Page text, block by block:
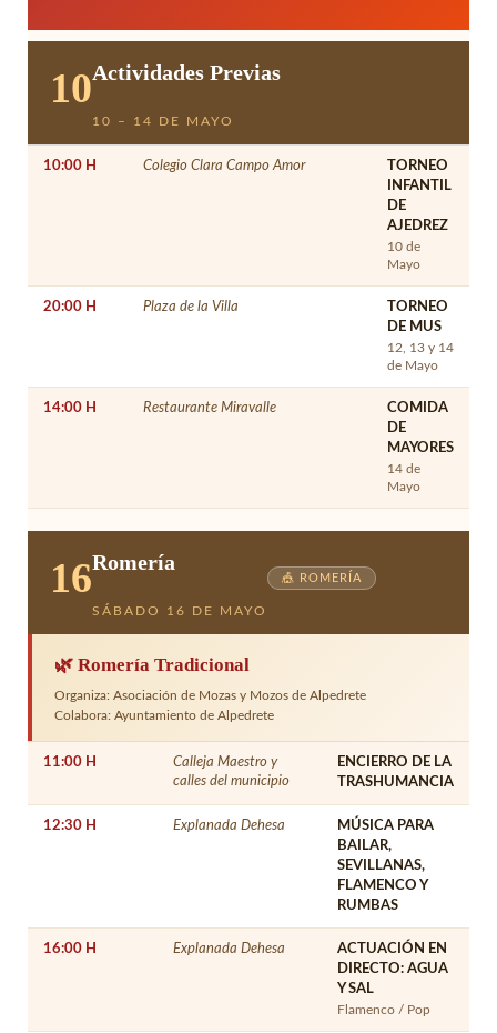
10Actividades Previas
10 – 14 DE MAYO
10:00 H Colegio Clara Campo Amor
TORNEO
INFANTIL
DE
AJEDREZ
10 de
Mayo
20:00 H Plaza de la Villa
TORNEO
DE MUS
12, 13 y 14
de Mayo
14:00 H Restaurante Miravalle
COMIDA
DE
MAYORES
14 de
Mayo
16Romería
SÁBADO 16 DE MAYO
🎪 ROMERÍA
🌿 Romería Tradicional
Organiza: Asociación de Mozas y Mozos de Alpedrete
Colabora: Ayuntamiento de Alpedrete
11:00 H
Calleja Maestro y
calles del municipio
ENCIERRO DE LA
TRASHUMANCIA
12:30 H Explanada Dehesa
MÚSICA PARA
BAILAR,
SEVILLANAS,
FLAMENCO Y
RUMBAS
16:00 H Explanada Dehesa
ACTUACIÓN EN
DIRECTO: AGUA
Y SAL
Flamenco / Pop